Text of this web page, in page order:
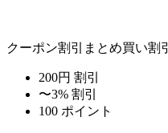
クーポン割引 まとめ買い割引
200円 割引
〜3% 割引
100 ポイント